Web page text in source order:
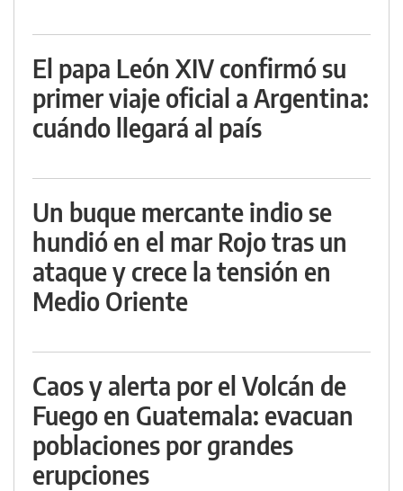
El papa León XIV confirmó su
primer viaje oficial a Argentina:
cuándo llegará al país
Un buque mercante indio se
hundió en el mar Rojo tras un
ataque y crece la tensión en
Medio Oriente
Caos y alerta por el Volcán de
Fuego en Guatemala: evacuan
poblaciones por grandes
erupciones